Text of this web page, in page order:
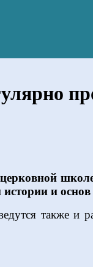
истории и
также и